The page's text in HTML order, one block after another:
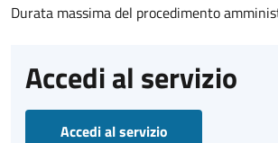
Durata massima del procedimento
Accedi al servizio
Accedi al servizio